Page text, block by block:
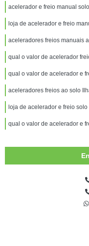
acelerador e freio manual
loja de acelerador e freio
aceleradores freios manuais
qual o valor de acelerador
qual o valor de acelerador e
aceleradores freios ao solo
loja de acelerador e freio
qual o valor de acelerador e